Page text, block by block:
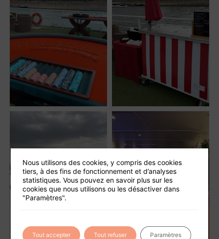
Nous utilisons des cookies, y compris des cookies
tiers, à des fins de fonctionnement et d’analyses
statistiques. Vous pouvez en savoir plus sur les
cookies que nous utilisons ou les désactiver dans
"Paramètres".
Tout accepter Tout refuser Paramètres